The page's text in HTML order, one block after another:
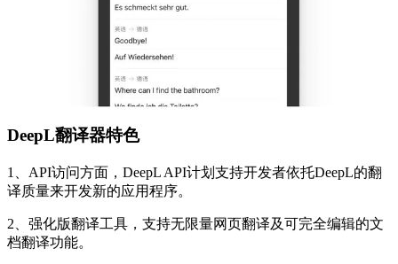
DeepL翻译器特色
1、API访问方面，DeepL API计划支持开发者依托DeepL的翻
译质量来开发新的应用程序。
2、强化版翻译工具，支持无限量网页翻译及可完全编辑的文
档翻译功能。